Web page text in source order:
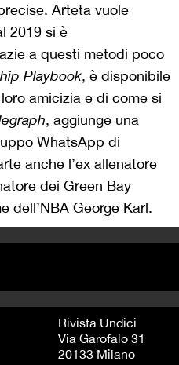
Arteta vuole
2019 si è
a questi metodi poco
Playbook, è disponibile
amicizia e di come si
, aggiunge una
WhatsApp di
anche l’ex allenatore
dei Green Bay
dell’NBA George Karl.
Rivista Undici
Via Garofalo 31
20133 Milano